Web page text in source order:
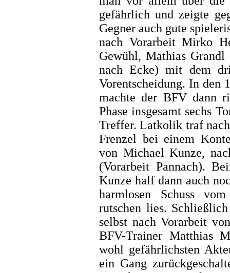
gefährlich und zeigte
Gegner auch gute
nach Vorarbeit Mirko
Gewühl, Mathias
nach Ecke) mit dem
Vorentscheidung. In den
machte der BFV dann
Phase insgesamt sechs
Treffer. Latkolik traf
Frenzel bei einem
von Michael Kunze,
(Vorarbeit Pannach).
Kunze half dann auch
harmlosen Schuss
rutschen lies.
selbst nach Vorarbeit
BFV-Trainer Matthias
wohl gefährlichsten
ein Gang